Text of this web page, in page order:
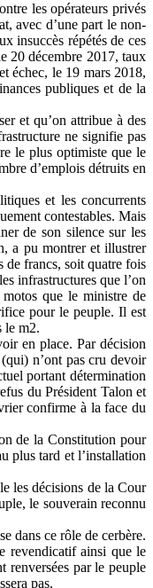
les opérateurs privés
avec d’une part le non-
insuccès répétés de ces
20 décembre 2017, taux
échec, le 19 mars 2018,
publiques et de la
et qu’on attribue à des
ne signifie pas
le plus optimiste que le
d’emplois détruits en
et les concurrents
contestables. Mais
de son silence sur les
a pu montrer et illustrer
de francs, soit quatre fois
infrastructures que l’on
que le ministre de
pour le peuple. Il est
le m2.
en place. Par décision
n’ont pas cru devoir
portant détermination
du Président Talon et
confirme à la face du
de la Constitution pour
plus tard et l’installation
les décisions de la Cour
le souverain reconnu
dans ce rôle de cerbère.
revendicatif ainsi que le
renversées par le peuple
pas.